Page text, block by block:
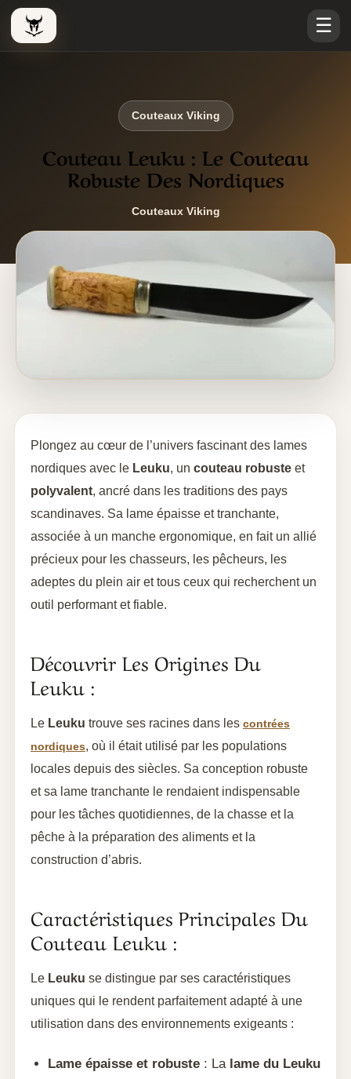
Le Viking Couteau ☰
Couteaux Viking
Couteau Leuku : Le Couteau
Robuste Des Nordiques
Couteaux Viking
Plongez au cœur de l’univers fascinant des lames
nordiques avec le Leuku, un couteau robuste et
polyvalent, ancré dans les traditions des pays
scandinaves. Sa lame épaisse et tranchante,
associée à un manche ergonomique, en fait un allié
précieux pour les chasseurs, les pêcheurs, les
adeptes du plein air et tous ceux qui recherchent un
outil performant et fiable.
Découvrir Les Origines Du
Leuku :
Le Leuku trouve ses racines dans les contrées
nordiques, où il était utilisé par les populations
locales depuis des siècles. Sa conception robuste
et sa lame tranchante le rendaient indispensable
pour les tâches quotidiennes, de la chasse et la
pêche à la préparation des aliments et la
construction d’abris.
Caractéristiques Principales Du
Couteau Leuku :
Le Leuku se distingue par ses caractéristiques
uniques qui le rendent parfaitement adapté à une
utilisation dans des environnements exigeants :
Lame épaisse et robuste : La lame du Leuku